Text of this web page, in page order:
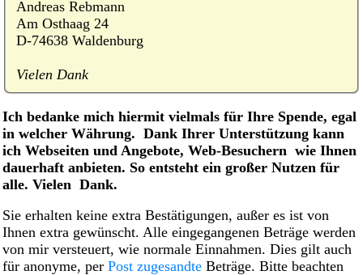
Andreas Rebmann
Am Osthaag 24
D-74638 Waldenburg
Vielen Dank
Ich bedanke mich hiermit vielmals für Ihre Spende, egal
in welcher Währung. Dank Ihrer Unterstützung kann
ich Webseiten und Angebote, Web-Besuchern wie Ihnen
dauerhaft anbieten. So entsteht ein großer Nutzen für
alle. Vielen Dank.
Sie erhalten keine extra Bestätigungen, außer es ist von
Ihnen extra gewünscht. Alle eingegangenen Beträge werden
von mir versteuert, wie normale Einnahmen. Dies gilt auch
für anonyme, per Post zugesandte Beträge. Bitte beachten